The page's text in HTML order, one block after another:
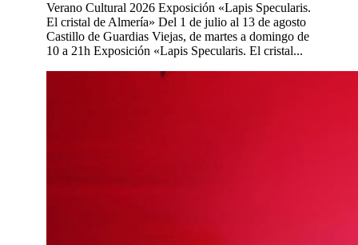
Verano Cultural 2026 Exposición «Lapis Specularis.
El cristal de Almería» Del 1 de julio al 13 de agosto
Castillo de Guardias Viejas, de martes a domingo de
10 a 21h Exposición «Lapis Specularis. El cristal...